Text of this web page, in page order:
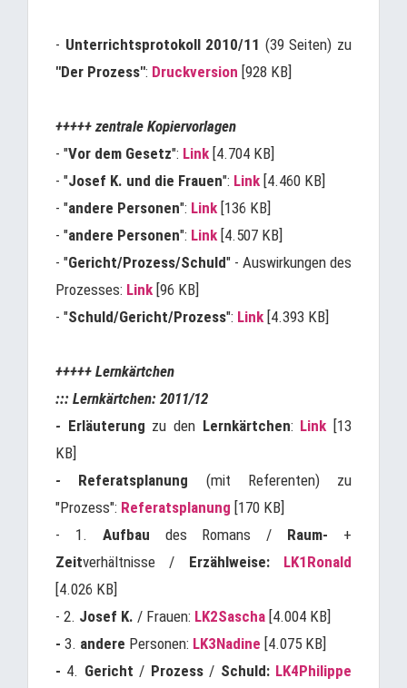
- Unterrichtsprotokoll 2010/11 (39 Seiten) zu
"Der Prozess": Druckversion [928 KB]
+++++ zentrale Kopiervorlagen
- "Vor dem Gesetz": Link [4.704 KB]
- "Josef K. und die Frauen": Link [4.460 KB]
- "andere Personen": Link [136 KB]
- "andere Personen": Link [4.507 KB]
- "Gericht/Prozess/Schuld" - Auswirkungen des
Prozesses: Link [96 KB]
- "Schuld/Gericht/Prozess": Link [4.393 KB]
+++++ Lernkärtchen
::: Lernkärtchen: 2011/12
- Erläuterung zu den Lernkärtchen: Link [13
KB]
- Referatsplanung (mit Referenten) zu
"Prozess": Referatsplanung [170 KB]
- 1. Aufbau des Romans / Raum- +
Zeitverhältnisse / Erzählweise:
LK1Ronald
[4.026 KB]
- 2. Josef K. / Frauen: LK2Sascha [4.004 KB]
- 3. andere Personen: LK3Nadine [4.075 KB]
- 4. Gericht / Prozess/ Schuld: LK4Philippe